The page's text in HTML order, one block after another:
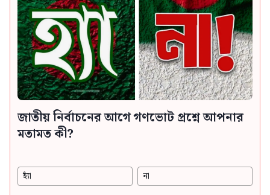
জাতীয় নির্বাচনের আগে গণভোট প্রশ্নে আপনার
মতামত কী?
হ্যাঁ না